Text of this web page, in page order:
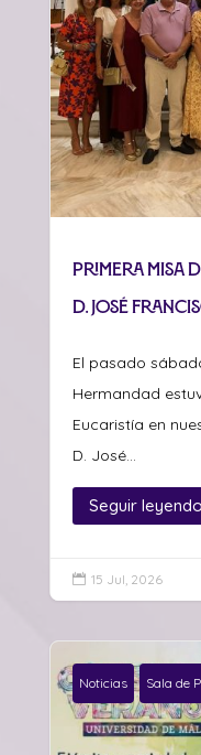
Primera misa
D. José
El pasado
Hermandad
Eucaristía en
D. José...
Seguir leyendo
 15 Jul, 2026
Noticias Sala de